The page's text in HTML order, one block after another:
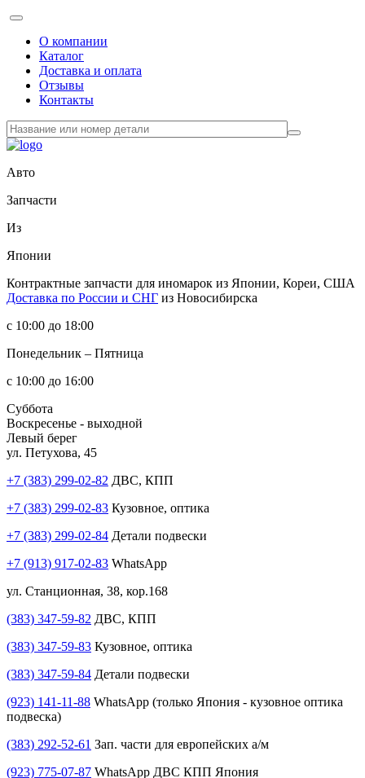
О компании
Каталог
Доставка и оплата
Отзывы
Контакты
Авто
Запчасти
Из
Японии
Контрактные запчасти для иномарок из Японии, Кореи, США
Доставка по России и СНГ из Новосибирска
с 10:00 до 18:00
Понедельник – Пятница
с 10:00 до 16:00
Суббота
Воскресенье - выходной
Левый берег
ул. Петухова, 45
+7 (383) 299-02-82 ДВС, КПП
+7 (383) 299-02-83 Кузовное, оптика
+7 (383) 299-02-84 Детали подвески
+7 (913) 917-02-83 WhatsApp
ул. Станционная, 38, кор.168
(383) 347-59-82 ДВС, КПП
(383) 347-59-83 Кузовное, оптика
(383) 347-59-84 Детали подвески
(923) 141-11-88 WhatsApp (только Япония - кузовное оптика
подвеска)
(383) 292-52-61 Зап. части для европейских а/м
(923) 775-07-87 WhatsApp ДВС КПП Япония